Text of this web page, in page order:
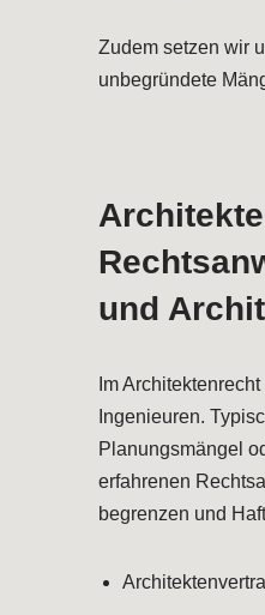
Zudem setzen wir
unbegründete
und
Im
Ingenieuren.
Planungsmängel
erfahrenen
begrenzen und